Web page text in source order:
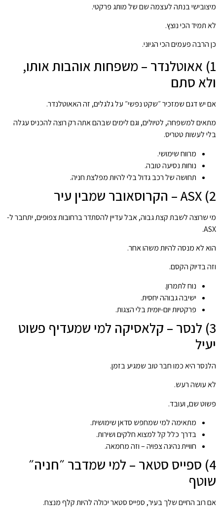
מיצובישי בנתה לעצמה שם של מותג פרקטי.
לא תמיד הכי נוצץ.
כן הרבה פעמים הכי הגיוני.
1) אאוטלנדר – משפחות אוהבות אותו,
ולא סתם
אם יש דגם שמזכיר ״שקט נפשי״ על גלגלים, זה האאוטלנדר.
מתאים למשפחה, לטיולים, וגם לימים שבהם אתה רק רוצה להכניס עגלה
בלי לעשות טטריס.
מרווח שימושי.
נוחות נסיעה טובה.
תחושה של רכב גדול בלי להיות מפלצת חניה.
2) ASX – הקרוסאובר שמבין עיר
מי שרוצה לשבת קצת גבוה, אבל עדיין להסתדר ברחובות צפופים, יתחבר ל-
ASX.
הוא לא מנסה להיות משהו אחר.
וזה בדיוק הקסם.
נוח לתמרון.
ישיבה גבוהה יחסית.
פרקטיות יום-יומית בלי הצגות.
3) לנסר – קלאסיקה למי שמעדיף פשוט
יעיל
הלנסר היא כמו חבר טוב שמגיע בזמן.
לא עושה רעש.
פשוט שם, ועובד.
מתאימה למי שמחפש סדאן שימושית.
בדרך כלל קל למצוא חלקים ושירות.
חוויית נהיגה צפויה – וזה מחמאה.
4) ספייס סטאר – למי שמדבר ״חניה״
שוטף
אם רוב החיים שלך בעיר, ספייס סטאר יכולה להיות קלף מנצח.